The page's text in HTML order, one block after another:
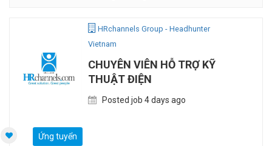
HRchannels Group - Headhunter
Vietnam
CHUYÊN VIÊN HỖ TRỢ KỸ
THUẬT ĐIỆN
Posted job 4 days ago
Ứng tuyển